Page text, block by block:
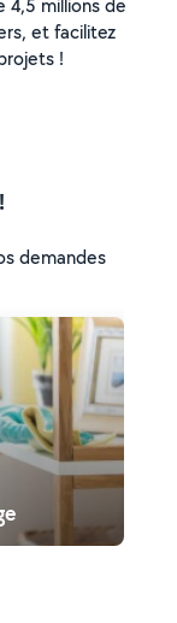
4,5 millions de
et facilitez
!
demandes